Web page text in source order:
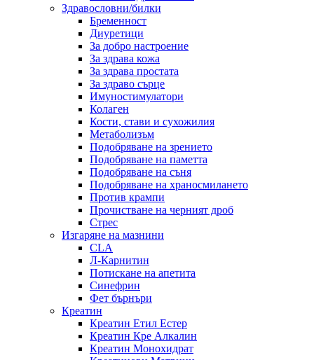
Здравословни/билки
Бременност
Диуретици
За добро настроение
За здрава кожа
За здрава простата
За здраво сърце
Имуностимулатори
Колаген
Кости, стави и сухожилия
Метаболизъм
Подобряване на зрението
Подобряване на паметта
Подобряване на съня
Подобряване на храносмилането
Против крампи
Прочистване на черният дроб
Стрес
Изгаряне на мазнини
CLA
Л-Карнитин
Потискане на апетита
Синефрин
Фет бърнъри
Креатин
Креатин Етил Естер
Креатин Кре Алкалин
Креатин Монохидрат